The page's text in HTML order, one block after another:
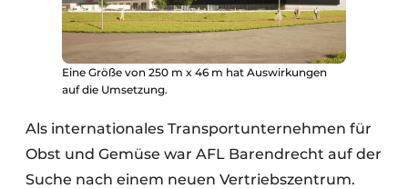
Eine Größe von 250 m x 46 m hat Auswirkungen
auf die Umsetzung.
Als internationales Transportunternehmen für
Obst und Gemüse war AFL Barendrecht auf der
Suche nach einem neuen Vertriebszentrum.